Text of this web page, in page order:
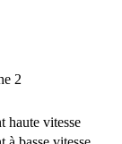
2
haute vitesse